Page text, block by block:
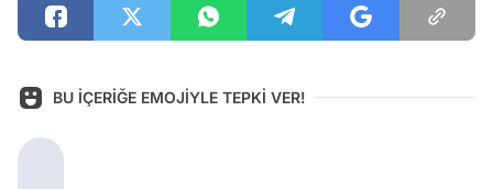
BU İÇERİĞE EMOJİYLE TEPKİ VER!